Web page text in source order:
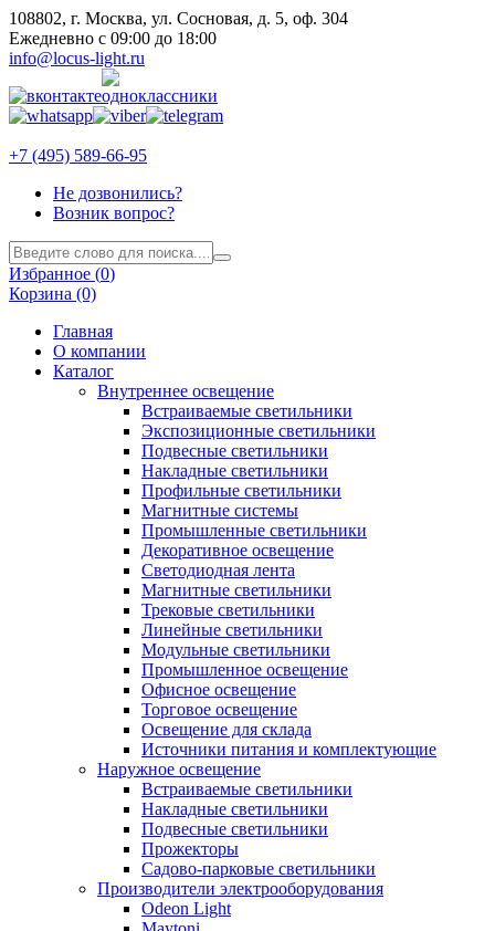
108802, г. Москва, ул. Сосновая, д. 5, оф. 304
Ежедневно с 09:00 до 18:00
info@locus-light.ru
+7 (495) 589-66-95
Не дозвонились?
Возник вопрос?
Избранное (0)
Корзина (0)
Главная
О компании
Каталог
Внутреннее освещение
Встраиваемые светильники
Экспозиционные светильники
Подвесные светильники
Накладные светильники
Профильные светильники
Магнитные системы
Промышленные светильники
Декоративное освещение
Светодиодная лента
Магнитные светильники
Трековые светильники
Линейные светильники
Модульные светильники
Промышленное освещение
Офисное освещение
Торговое освещение
Освещение для склада
Источники питания и комплектующие
Наружное освещение
Встраиваемые светильники
Накладные светильники
Подвесные светильники
Прожекторы
Садово-парковые светильники
Производители электрооборудования
Odeon Light